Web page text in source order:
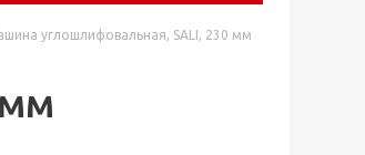
углошлифовальная, SALI, 230 мм